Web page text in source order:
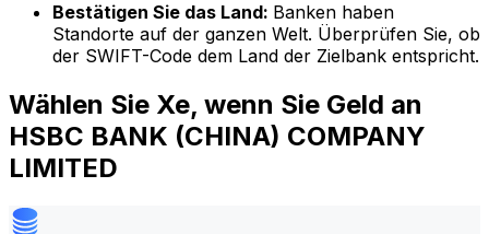
Bestätigen Sie das Land: Banken haben
Standorte auf der ganzen Welt. Überprüfen Sie, ob
der SWIFT-Code dem Land der Zielbank entspricht.
Wählen Sie Xe, wenn Sie Geld an
HSBC BANK (CHINA) COMPANY
LIMITED